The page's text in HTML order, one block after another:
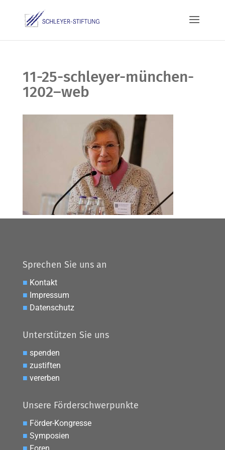
11-25-schleyer-münchen-
1202–web
Sprechen Sie uns an
■ Kontakt
■ Impressum
■ Datenschutz
Unterstützen Sie uns
■ spenden
■ zustiften
■ vererben
Unsere Förderschwerpunkte
■ Förder-Kongresse
■ Symposien